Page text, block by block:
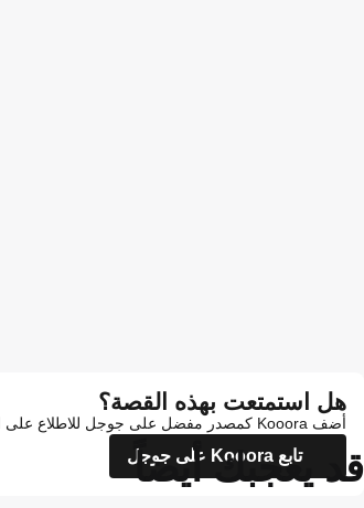
هل استمتعت بهذه القصة؟
أضف Kooora كمصدر مفضل على جوجل للاطلاع على المزيد من تقاريرنا
تابع Kooora على جوجل
قد يعجبك أيضاً